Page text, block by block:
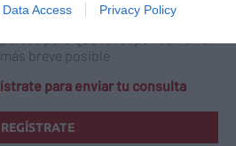
Data Access Privacy Policy
escríbenos y la derivaremos
breve posible
para enviar tu consulta
REGÍSTRATE